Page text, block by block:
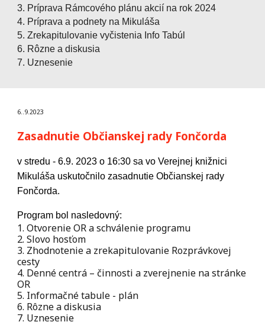
3. Príprava Rámcového plánu akcií na rok 2024
4. Príprava a podnety na Mikuláša
5. Zrekapitulovanie vyčistenia Info Tabúl
6. Rôzne a diskusia
7. Uznesenie
6..9.2023
Zasadnutie Občianskej rady Fončorda
v stredu - 6.9. 2023 o 16:30 sa vo Verejnej knižnici
Mikuláša uskutočnilozasadnutie Občianskej rady
Fončorda.
Program bol nasledovný:
1. Otvorenie OR a schválenie programu
2. Slovo hosťom
3. Zhodnotenie a zrekapitulovanie Rozprávkovej
cesty
4. Denné centrá – činnosti a zverejnenie na stránke
OR
5. Informačné tabule - plán
6. Rôzne a diskusia
7. Uznesenie